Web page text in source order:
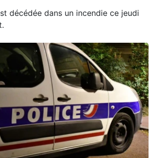
décédée dans un incendie ce jeudi